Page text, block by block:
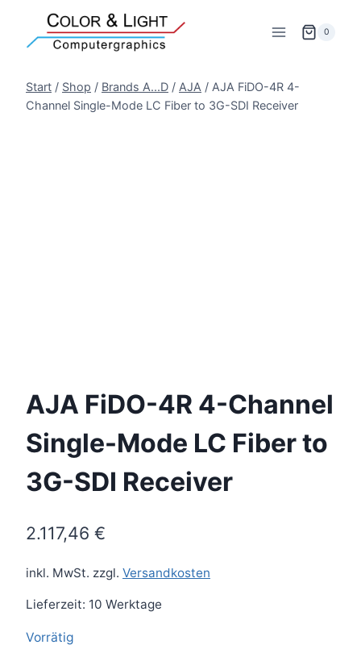
springen
0
Start / Shop / Brands A...D / AJA / AJA FiDO-4R 4-
Channel Single-Mode LC Fiber to 3G-SDI Receiver
AJA FiDO-4R 4-Channel
Single-Mode LC Fiber to
3G-SDI Receiver
2.117,46 €
inkl. MwSt. zzgl. Versandkosten
Lieferzeit: 10 Werktage
Vorrätig